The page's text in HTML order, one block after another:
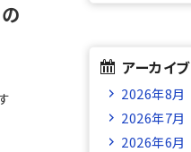
アーカイブ
2026年8月
2026年7月
2026年6月